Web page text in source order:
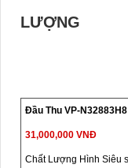
LƯỢNG
Đầu Thu VP-
31,000,000 VNĐ
Chất Lượng Hình Siêu